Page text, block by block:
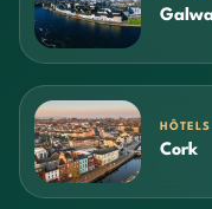
Cork